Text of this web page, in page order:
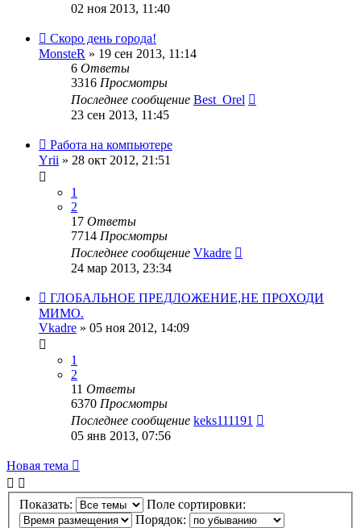
02 ноя 2013, 11:40
Скоро день города!
MonsteR » 19 сен 2013, 11:14
6 Ответы
3316 Просмотры
Последнее сообщение Best_Orel
23 сен 2013, 11:45
Работа на компьютере
Yrii » 28 окт 2012, 21:51
1
2
17 Ответы
7714 Просмотры
Последнее сообщение Vkadre
24 мар 2013, 23:34
ГЛОБАЛЬНОЕ ПРЕДЛОЖЕНИЕ,НЕ ПРОХОДИ
МИМО.
Vkadre » 05 ноя 2012, 14:09
1
2
11 Ответы
6370 Просмотры
Последнее сообщение keks111191
05 янв 2013, 07:56
Новая тема
Показать:
Поле сортировки:
Порядок: